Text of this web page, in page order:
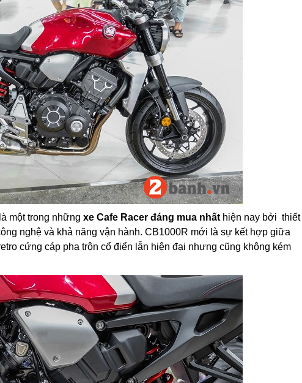
một trong những xe Cafe Racer đáng mua nhất hiện nay bởi thiết
nghệ và khả năng vận hành. CB1000R mới là sự kết hợp giữa
cứng cáp pha trộn cổ điển lẫn hiện đại nhưng cũng không kém